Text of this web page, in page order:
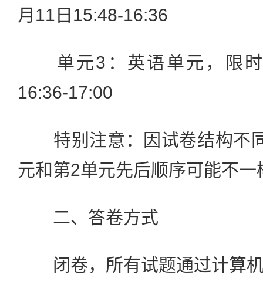
月11日15:48-16:36
单元3：英语单元，限时
16:36-17:00
特别注意：因试卷结构不
元和第2单元先后顺序可能不一
二、答卷方式
闭卷，所有试题通过计算机